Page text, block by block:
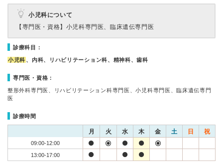
小児科について
【専門医・資格】 小児科専門医、臨床遺伝専門医
診療科目：
小児科 、内科、リハビリテーション科、精神科、歯科
専門医・資格：
整形外科専門医、リハビリテーション科専門医、小児科専門医、臨床遺伝専門
医
診療時間
月 火 水 木 金 土 日 祝
09:00-12:00
13:00-17:00